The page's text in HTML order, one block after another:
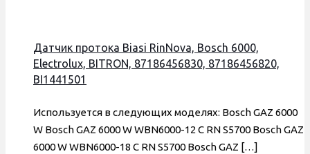
Датчик протока Biasi RinNova, Bosch 6000,
Electrolux, BITRON, 87186456830, 87186456820,
BI1441501
Используется в следующих моделях: Bosch GAZ 6000
W Bosch GAZ 6000 W WBN6000-12 C RN S5700 Bosch GAZ
6000 W WBN6000-18 C RN S5700 Bosch GAZ […]